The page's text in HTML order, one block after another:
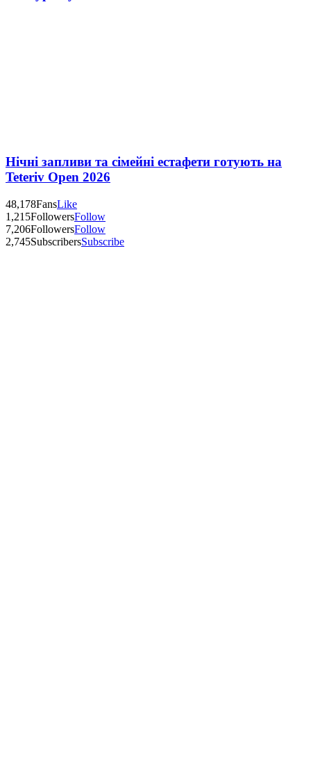
Нічні запливи та сімейні естафети готують на
Teteriv Open 2026
48,178FansLike
1,215FollowersFollow
7,206FollowersFollow
2,745SubscribersSubscribe